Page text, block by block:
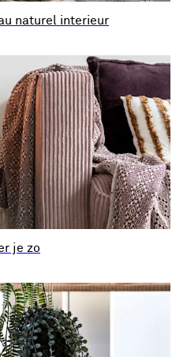
naturel interieur
je zo